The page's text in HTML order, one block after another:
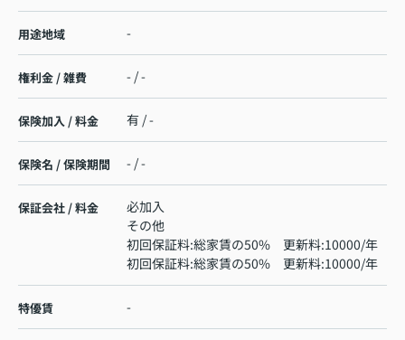
用途地域 -
権利金 / 雑費 - / -
保険加入 / 料金 有 / -
保険名 / 保険期間 - / -
保証会社 / 料金
必加入
その他
初回保証料:総家賃の50% 更新料:10000/年
初回保証料:総家賃の50% 更新料:10000/年
特優賃 -